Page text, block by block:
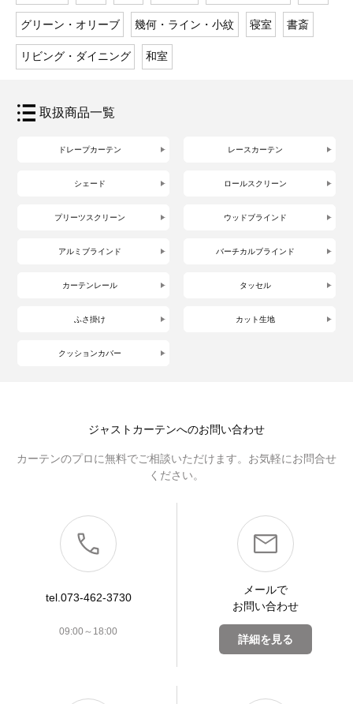
グリーン・オリーブ 幾何・ライン・小紋 寝室 書斎
リビング・ダイニング 和室
取扱商品一覧
ドレープカーテン レースカーテン
シェード ロールスクリーン
プリーツスクリーン ウッドブラインド
アルミブラインド バーチカルブラインド
カーテンレール タッセル
ふさ掛け カット生地
クッションカバー
ジャストカーテンへのお問い合わせ
カーテンのプロに無料でご相談いただけます。お気軽にお問合せ
ください。
tel.073-462-3730
09:00～18:00
メールで
お問い合わせ
詳細を見る